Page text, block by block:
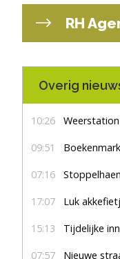
RH
Overig
10:26 Weerstation
09:51 Boekenmarkt
07:16
17:07 Luk
15:13 Tijdelijke
07:57 Nieuwe